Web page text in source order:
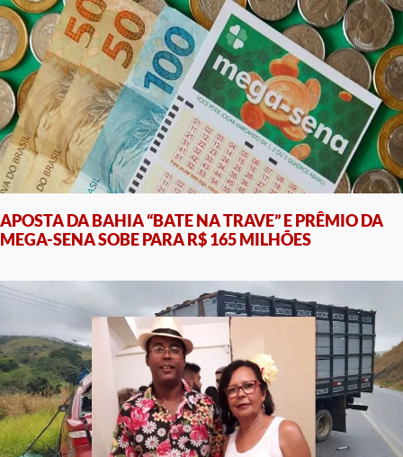
APOSTA DA BAHIA “BATE NA TRAVE” E PRÊMIO DA
MEGA-SENA SOBE PARA R$ 165 MILHÕES